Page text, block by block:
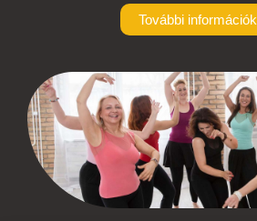
További információk